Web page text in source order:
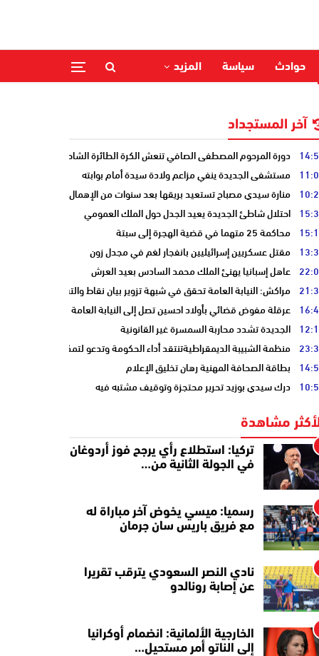
حوادث سياسة المزيد
آخر المستجداد
دورة المرحوم المصطفى الصافي تنعش الكرة الطائرة الشاطئية بالحوزية
مستشفى الجديدة ينفي مزاعم ولادة سيدة أمام بوابته
منارة سيدي مصباح تستعيد بريقها بعد سنوات من الإهمال
احتلال شاطئ الجديدة يعيد الجدل حول الملك العمومي
محاكمة 25 متهما في قضية الهجرة إلى سبتة
مقتل عسكريين إسرائيليين بانفجار لغم في مجدل زون
عاهل إسبانيا يهنئ الملك محمد السادس بعيد العرش
مراكش: النيابة العامة تحقق في شبهة تزوير بيان نقاط والتشهير بطالب
عرقلة مفوض قضائي بأولاد احسين تصل إلى النيابة العامة
الجديدة تشدد محاربة السمسرة غير القانونية
منظمة الشبيبة الديمقراطيةتنتقد أداء الحكومة وتدعو لتمكين الشباب
بطاقة الصحافة المهنية رهان تخليق الإعلام
درك سيدي بوزيد تحرير محتجزة وتوقيف مشتبه فيه
مشاهدة
تركيا: استطلاع رأي يرجح فوز أردوغان
في الجولة الثانية من…
رسميا: ميسي يخوض آخر مباراة له
مع فريق باريس سان جرمان
نادي النصر السعودي يترقب تقريرا
عن إصابة رونالدو
الخارجية الألمانية: انضمام أوكرانيا
إلى الناتو أمر مستحيل…